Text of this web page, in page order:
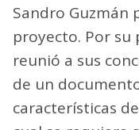
Sandro Guzmán
proyecto. Por su
reunió a sus
de un
características